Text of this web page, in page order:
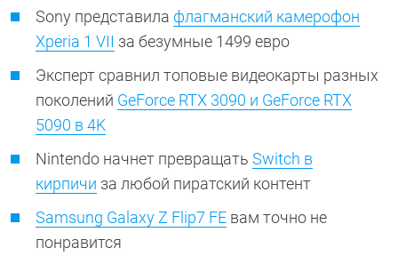
Sony представила флагманский камерофон
Xperia 1 VII за безумные 1499 евро
Эксперт сравнил топовые видеокарты разных
поколений GeForce RTX 3090 и GeForce RTX
5090 в 4K
Nintendo начнет превращать Switch в
кирпичи за любой пиратский контент
Samsung Galaxy Z Flip7 FE вам точно не
понравится